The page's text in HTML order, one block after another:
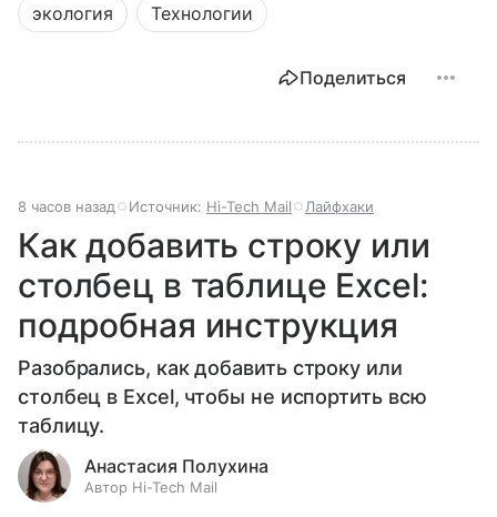
экология Технологии
Поделиться
8 часов назад Источник: Hi-Tech Mail Лайфхаки
Как добавить строку или
столбец в таблице Excel:
подробная инструкция
Разобрались, как добавить строку или
столбец в Excel, чтобы не испортить всю
таблицу.
Анастасия Полухина
Автор Hi-Tech Mail